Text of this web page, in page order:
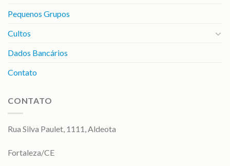
Pequenos Grupos
Cultos
Dados Bancários
Contato
CONTATO
Rua Silva Paulet, 1111, Aldeota
Fortaleza/CE